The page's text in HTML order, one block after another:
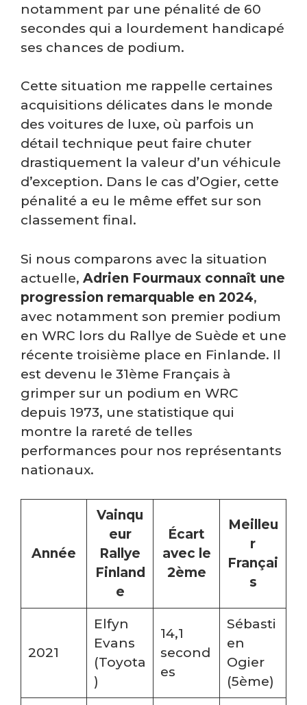
notamment par une pénalité de 60
secondes qui a lourdement handicapé
ses chances de podium.
Cette situation me rappelle certaines
acquisitions délicates dans le monde
des voitures de luxe, où parfois un
détail technique peut faire chuter
drastiquement la valeur d’un véhicule
d’exception. Dans le cas d’Ogier, cette
pénalité a eu le même effet sur son
classement final.
Si nous comparons avec la situation
actuelle, Adrien Fourmaux connaît une
progression remarquable en 2024,
avec notamment son premier podium
en WRC lors du Rallye de Suède et une
récente troisième place en Finlande. Il
est devenu le 31ème Français à
grimper sur un podium en WRC
depuis 1973, une statistique qui
montre la rareté de telles
performances pour nos représentants
nationaux.
Année
Vainqu
eur
Rallye
Finland
e
Écart
avec le
2ème
Meilleu
r
Françai
s
2021
Elfyn
Evans
(Toyota
)
14,1
second
es
Sébasti
en
Ogier
(5ème)